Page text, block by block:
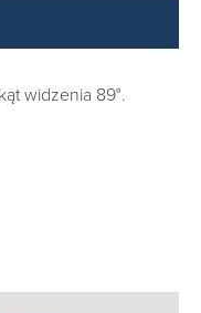
widzenia 89°.